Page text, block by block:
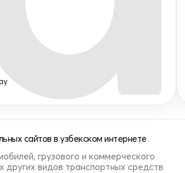
сайтов в узбекском интернете
грузового и коммерческого
других видов транспортных средств